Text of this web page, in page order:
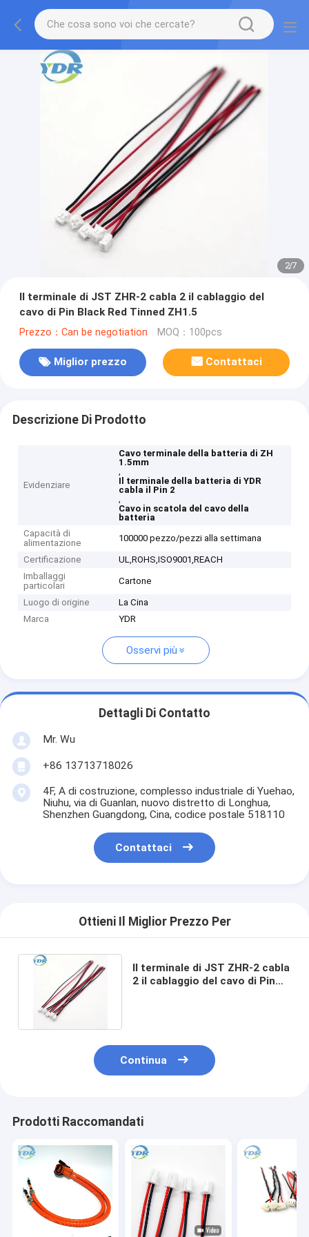
2/7
Il terminale di JST ZHR-2 cabla 2 il cablaggio del
cavo di Pin Black Red Tinned ZH1.5
Prezzo：Can be negotiation MOQ：100pcs
Miglior prezzo Contattaci
Descrizione Di Prodotto
Evidenziare
Cavo terminale della batteria di ZH
1.5mm
,
Il terminale della batteria di YDR
cabla il Pin 2
,
Cavo in scatola del cavo della
batteria
Capacità di
alimentazione
100000 pezzo/pezzi alla settimana
Certificazione
UL,ROHS,ISO9001,REACH
Imballaggi
particolari
Cartone
Luogo di origine
La Cina
Marca
YDR
Osservi più
Dettagli Di Contatto
Mr. Wu
+86 13713718026
4F, A di costruzione, complesso industriale di Yuehao,
Niuhu, via di Guanlan, nuovo distretto di Longhua,
Shenzhen Guangdong, Cina, codice postale 518110
Contattaci
Ottieni Il Miglior Prezzo Per
Il terminale di JST ZHR-2 cabla
2 il cablaggio del cavo di Pin
Continua
Prodotti Raccomandati